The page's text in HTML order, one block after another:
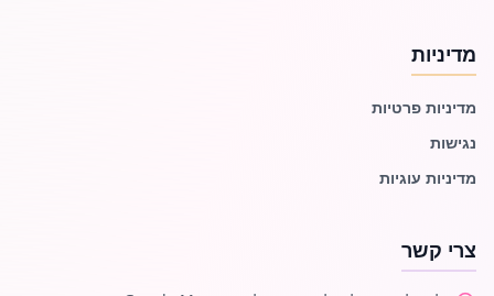
מדיניות
מדיניות פרטיות
נגישות
מדיניות עוגיות
צרי קשר